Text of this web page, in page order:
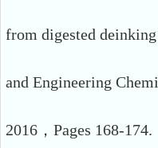
from digested
and Engineering
2016，Pages 168-174.